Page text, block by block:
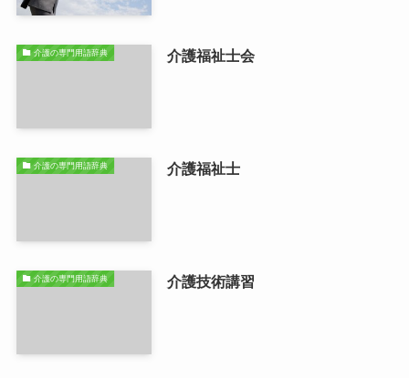
介護の専門用語辞典 介護福祉士会
介護の専門用語辞典 介護福祉士
介護の専門用語辞典 介護技術講習